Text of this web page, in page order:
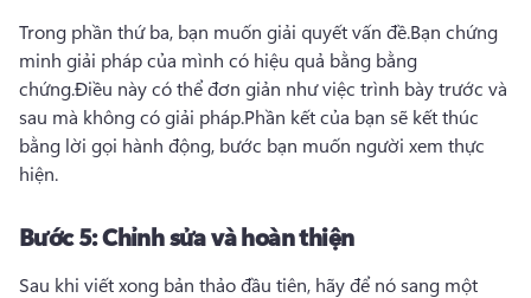
Trong phần thứ ba, bạn muốn giải quyết vấn đề.Bạn chứng
minh giải pháp của mình có hiệu quả bằng bằng
chứng.Điều này có thể đơn giản như việc trình bày trước và
sau mà không có giải pháp.Phần kết của bạn sẽ kết thúc
bằng lời gọi hành động, bước bạn muốn người xem thực
hiện.
Bước 5:Chỉnh sửa và hoàn thiện
Sau khi viết xong bản thảo đầu tiên, hãy để nó sang một